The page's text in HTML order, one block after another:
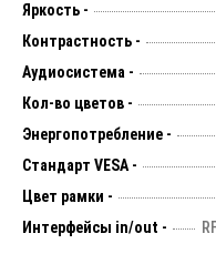
Яркость -
Контрастность -
Аудиосистема -
Кол-во цветов -
Энергопотребление -
Стандарт VESA -
Цвет рамки -
Интерфейсы in/out -